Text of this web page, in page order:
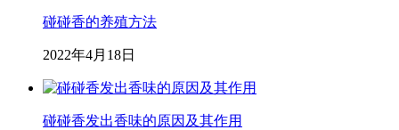
碰碰香的养殖方法
2022年4月18日
碰碰香发出香味的原因及其作用